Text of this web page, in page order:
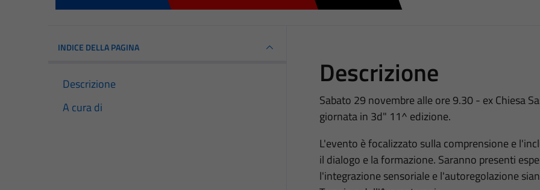
INDICE DELLA PAGINA
Descrizione
A cura di
Descrizione
Sabato 29 novembre alle ore 9.30 - ex Chiesa
giornata in 3d" 11^ edizione.
L'evento è focalizzato sulla comprensione e
il dialogo e la formazione. Saranno presenti
l'integrazione sensoriale e l'autoregolazione